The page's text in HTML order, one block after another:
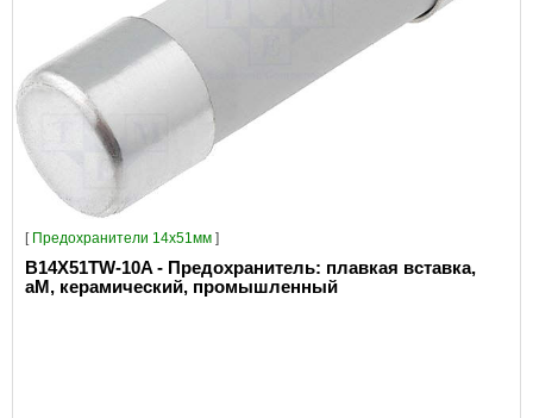
[ Предохранители 14x51мм ]
B14X51TW-10A - Предохранитель: плавкая вставка,
aM, керамический, промышленный